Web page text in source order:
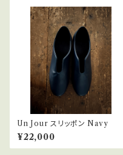
Un Jour スリッポン Navy
¥22,000